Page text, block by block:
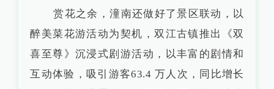
赏花之余，潼南还做好了景区联动，以
醉美菜花游活动为契机，双江古镇推出《双
喜至尊》沉浸式剧游活动，以丰富的剧情和
互动体验，吸引游客63.4 万人次，同比增长